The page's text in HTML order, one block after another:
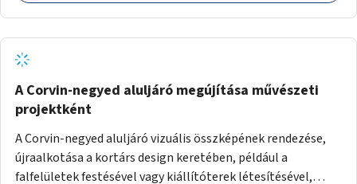
A Corvin-negyed aluljáró megújítása művészeti
projektként
A Corvin-negyed aluljáró vizuális összképének rendezése,
újraalkotása a kortárs design keretében, például a
falfelületek festésével vagy kiállítóterek létesítésével,